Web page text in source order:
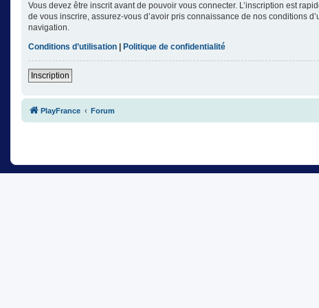
Vous devez être inscrit avant de pouvoir vous connecter. L’inscription est
de vous inscrire, assurez-vous d’avoir pris connaissance de nos conditions
navigation.
Conditions d’utilisation | Politique de confidentialité
Inscription
PlayFrance Forum